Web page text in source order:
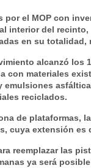
el MOP con
interior del
en su
alcanzó los
con materiales
emulsiones
reciclados.
de plataformas,
cuya extensión es
reemplazar las
ya será